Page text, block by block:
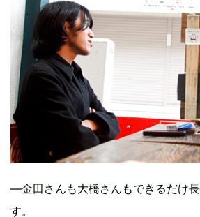
―金田さんも大橋さんもできるだけ
す。